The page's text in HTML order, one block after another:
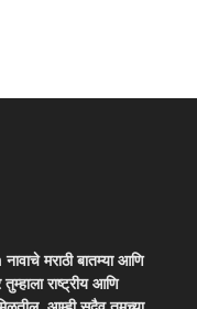
मराठी बातम्या आणि
राष्ट्रीय आणि